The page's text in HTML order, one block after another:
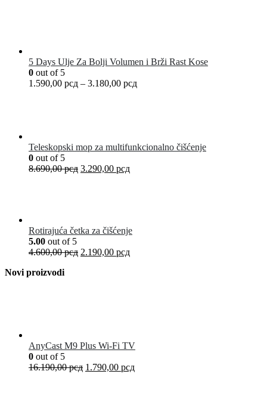
5 Days Ulje Za Bolji Volumen i Brži Rast Kose
0 out of 5
1.590,00 рсд – 3.180,00 рсд
Teleskopski mop za multifunkcionalno čišćenje
0 out of 5
8.690,00рсд 3.290,00 рсд
Rotirajuća četka za čišćenje
5.00 out of 5
4.600,00рсд 2.190,00 рсд
Novi proizvodi
AnyCast M9 Plus Wi-Fi TV
0 out of 5
16.190,00рсд 1.790,00 рсд